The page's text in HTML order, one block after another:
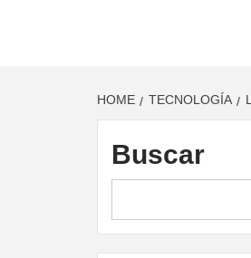
HOME TECNOLOGÍA
Buscar